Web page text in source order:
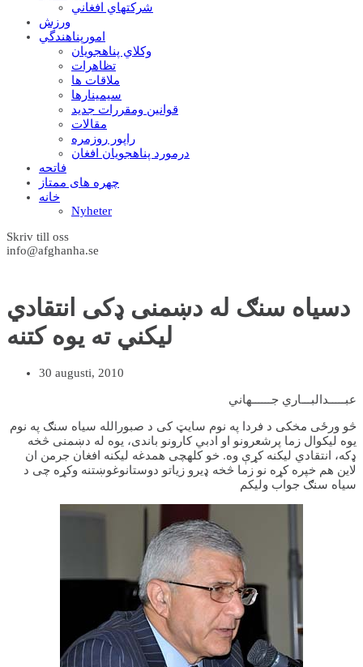
شرکتهاي افغاني
ورزش
امورپناهندگي
وکلاي پناهجويان
تظاهرات
ملاقات ها
سيمينارها
قوانين ومقررات جديد
مقالات
راپور روزمره
درمورد پناهجويان افغان
فاتحه
چهره های ممتاز
خانه
Nyheter
Skriv till oss
info@afghanha.se
دسیاه سنګ له دښمنی ډکی انتقادي
لیکني ته یوه کتنه
30 augusti, 2010
عبـــــدالبـــاري جــــــهاني
څو ورځی مخکی د فردا په نوم سایټ کی د صبورالله سیاه سنګ په نوم
یوه لیکوال زما پرشعرونو او ادبي کارونو باندی، یوه له دښمنی څخه
ډکه، انتقادي لیکنه کړې وه. خو کلهچی همدغه لیکنه افغان جرمن ان
لاین هم خپره کړه نو زما څخه ډیرو زیاتو دوستانوغوښتنه وکړه چی د
سیاه سنګ جواب ولیکم